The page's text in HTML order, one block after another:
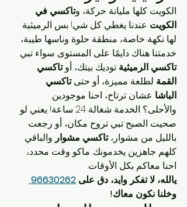
الكويت كلها مليانة حركة، وتاكسي في
الكويت عندنا يغطي كل شي! بس الرميثية
لها نكهة خاصة، منطقة حلوة وناسها طيبة،
خدمتنا هناك دايمًا على المستوى. سواء تبي
تاكسي الرميثية توديك بيتك، أو تاكسي
القمة لطلعة مميزة، أو حتى تاكسي
الباشا عشان ترتاح، احنا موجودين.
والأحلى؟ الخدمة شغالة 24 ساعة! يعني لو
صحيت الصبح تبي تروح مكان، أو رجعت
بالليل من مشوار، تاكسي مشوار والباقي
كلهم جاهزين يخدمونك. ماكو وقت محدد،
احنا معاكم بكل الأوقات.
يالله، لا تفكر وايد، دق على 96630262
وخلنا نكون معاك!